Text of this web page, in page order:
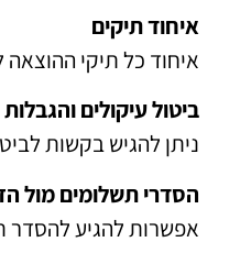
איחוד תיקים
איחוד כל תיקי
ביטול עיקולים והגבלות
ניתן להגיש בקשות
הסדרי תשלומים מול
אפשרות להגיע להסדר